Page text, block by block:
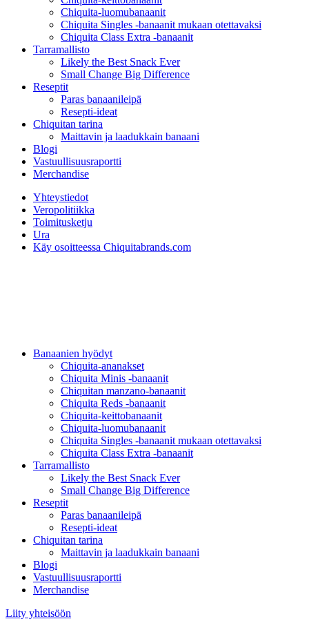
Chiquita-luomubanaanit
Chiquita Singles -banaanit mukaan otettavaksi
Chiquita Class Extra -banaanit
Tarramallisto
Likely the Best Snack Ever
Small Change Big Difference
Reseptit
Paras banaanileipä
Resepti-ideat
Chiquitan tarina
Maittavin ja laadukkain banaani
Blogi
Vastuullisuusraportti
Merchandise
Yhteystiedot
Veropolitiikka
Toimitusketju
Ura
Käy osoitteessa Chiquitabrands.com
Banaanien hyödyt
Chiquita-ananakset
Chiquita Minis -banaanit
Chiquitan manzano-banaanit
Chiquita Reds -banaanit
Chiquita-keittobanaanit
Chiquita-luomubanaanit
Chiquita Singles -banaanit mukaan otettavaksi
Chiquita Class Extra -banaanit
Tarramallisto
Likely the Best Snack Ever
Small Change Big Difference
Reseptit
Paras banaanileipä
Resepti-ideat
Chiquitan tarina
Maittavin ja laadukkain banaani
Blogi
Vastuullisuusraportti
Merchandise
Liity yhteisöön